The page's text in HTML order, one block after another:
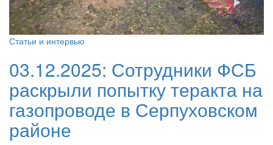
Статьи и интервью
03.12.2025: Сотрудники ФСБ
раскрыли попытку теракта на
газопроводе в Серпуховском
районе